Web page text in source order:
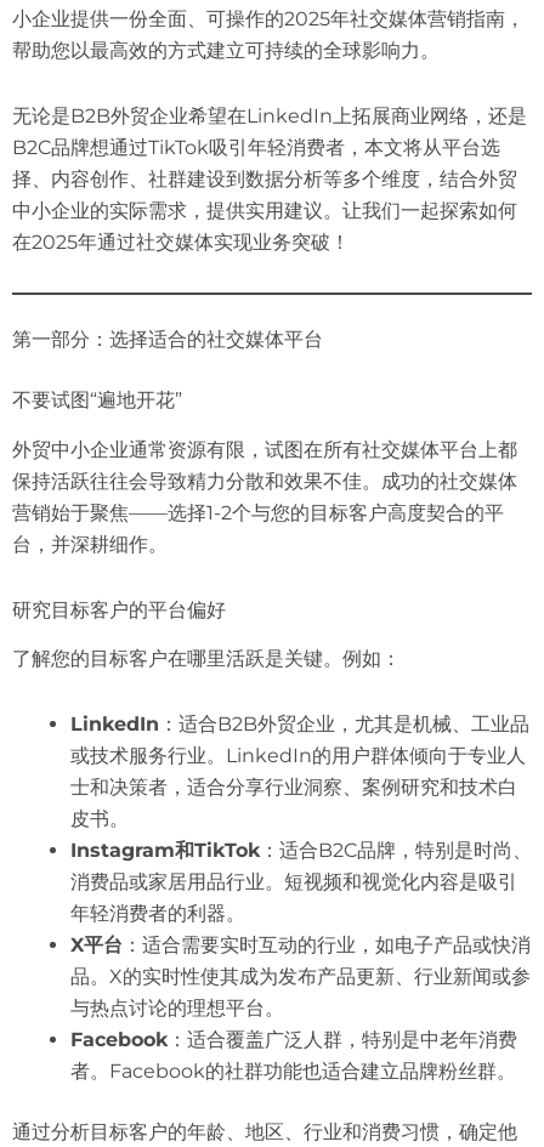
小企业提供一份全面、可操作的2025年社交媒体营销指南，
帮助您以最高效的方式建立可持续的全球影响力。
无论是B2B外贸企业希望在LinkedIn上拓展商业网络，还是
B2C品牌想通过TikTok吸引年轻消费者，本文将从平台选
择、内容创作、社群建设到数据分析等多个维度，结合外贸
中小企业的实际需求，提供实用建议。让我们一起探索如何
在2025年通过社交媒体实现业务突破！
第一部分：选择适合的社交媒体平台
不要试图“遍地开花”
外贸中小企业通常资源有限，试图在所有社交媒体平台上都
保持活跃往往会导致精力分散和效果不佳。成功的社交媒体
营销始于聚焦——选择1-2个与您的目标客户高度契合的平
台，并深耕细作。
研究目标客户的平台偏好
了解您的目标客户在哪里活跃是关键。例如：
LinkedIn ：适合B2B外贸企业，尤其是机械、工业品
或技术服务行业。LinkedIn的用户群体倾向于专业人
士和决策者，适合分享行业洞察、案例研究和技术白
皮书。
Instagram和TikTok：适合B2C品牌，特别是时尚、
消费品或家居用品行业。短视频和视觉化内容是吸引
年轻消费者的利器。
X平台 ：适合需要实时互动的行业，如电子产品或快消
品。X的实时性使其成为发布产品更新、行业新闻或参
与热点讨论的理想平台。
Facebook：适合覆盖广泛人群，特别是中老年消费
者。Facebook的社群功能也适合建立品牌粉丝群。
通过分析目标客户的年龄、地区、行业和消费习惯，确定他